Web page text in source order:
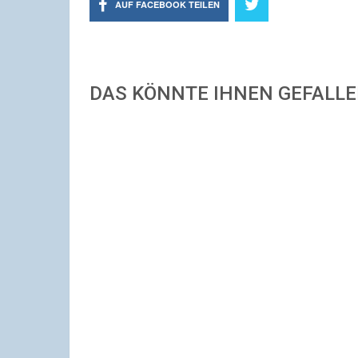
AUF FACEBOOK TEILEN
DAS KÖNNTE IHNEN